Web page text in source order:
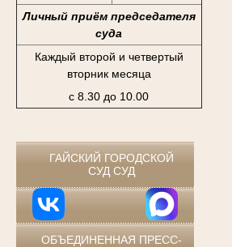
Личный приём председателя
суда
Каждый второй и четвертый
вторник месяца
с 8.30 до 10.00
ГАЙСКИЙ ГОРОДСКОЙ
СУД СУД
ОБЪЕДИНЕННАЯ ПРЕСС-